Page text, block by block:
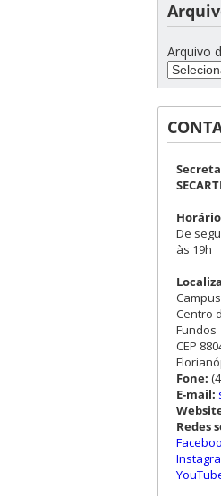
Arquivo
De
às 19h
Centro
Fundos
CEP
Fone:
E-mail:
Redes